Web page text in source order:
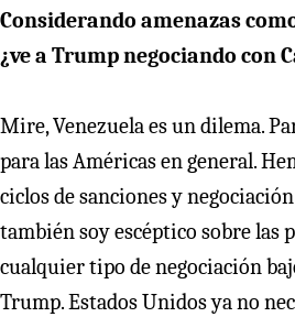
Considerando amenazas
¿ve a Trump negociando con
Mire, Venezuela es un dilema.
para las Américas en general.
ciclos de sanciones y negociación
también soy escéptico sobre las
cualquier tipo de negociación
Trump. Estados Unidos ya no